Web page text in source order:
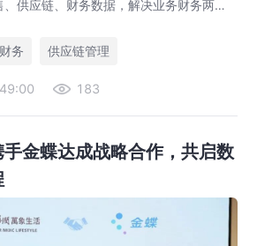
供应链、财务数据，解决业务财务两张
务 供应链管理
183
金蝶达成战略合作，共启数